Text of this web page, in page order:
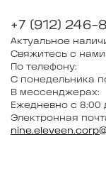
+7 (912) 246-
Актуальное
Свяжитесь с
По телефону:
С понедельника
В мессенджерах:
Ежедневно с 8:00
Электронная